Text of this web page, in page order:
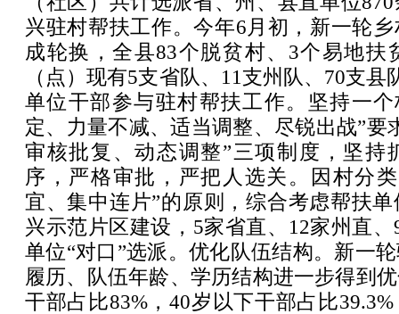
兴驻村帮扶工作。今年6月初，新一轮
成轮换，全县83个脱贫村、3个易地扶
（点）现有5支省队、11支州队、70支
单位干部参与驻村帮扶工作。坚持一
定、力量不减、适当调整、尽锐出战”要
审核批复、动态调整”三项制度，坚持
序，严格审批，严把人选关。因村分
宜、集中连片”的原则，综合考虑帮扶
兴示范片区建设，5家省直、12家州直
单位“对口”选派。优化队伍结构。新一
履历、队伍年龄、学历结构进一步得到
干部占比83%，40岁以下干部占比